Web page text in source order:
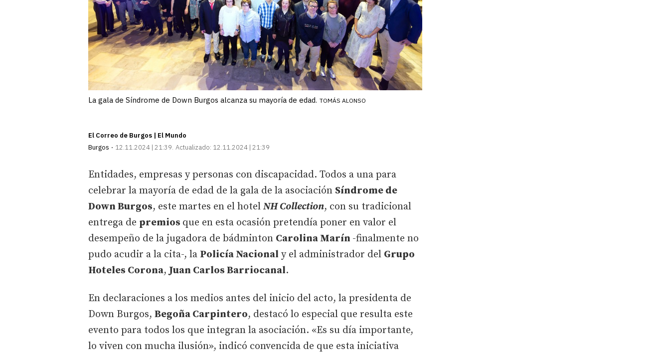
La gala de Síndrome de Down Burgos alcanza su mayoría de edad. TOMÁS ALONSO
El Correo de Burgos | El Mundo
Burgos
12.11.2024 | 21:39 Actualizado: 12.11.2024 | 21:39
Entidades, empresas y personas con discapacidad. Todos a una para
celebrar la mayoría de edad de la gala de la asociación Síndrome de
Down Burgos, este martes en el hotel NH Collection, con su tradicional
entrega de premios que en esta ocasión pretendía poner en valor el
desempeño de la jugadora de bádminton Carolina Marín -finalmente no
pudo acudir a la cita-, la Policía Nacional y el administrador del Grupo
Hoteles Corona, Juan Carlos Barriocanal.
En declaraciones a los medios antes del inicio del acto, la presidenta de
Down Burgos, Begoña Carpintero, destacó lo especial que resulta este
evento para todos los que integran la asociación. «Es su día importante,
lo viven con mucha ilusión», indicó convencida de que esta iniciativa